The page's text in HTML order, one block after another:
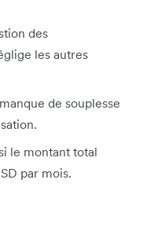
des
les autres
de souplesse
le montant total
par mois.